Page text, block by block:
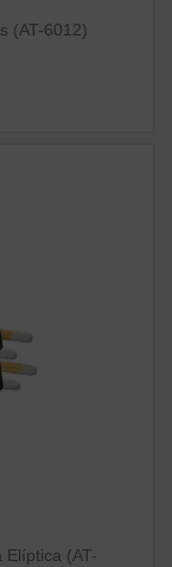
(AT-6012)
Elíptica (AT-